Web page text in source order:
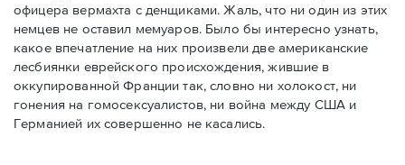
офицера вермахта с денщиками. Жаль, что ни один из этих
немцев не оставил мемуаров. Было бы интересно узнать,
какое впечатление на них произвели две американские
лесбиянки еврейского происхождения, жившие в
оккупированной Франции так, словно ни холокост, ни
гонения на гомосексуалистов, ни война между США и
Германией их совершенно не касались.